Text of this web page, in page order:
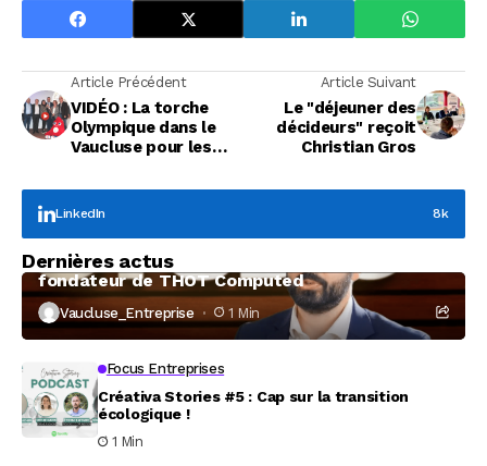
Article Précédent
VIDÉO : La torche
Olympique dans le
Vaucluse pour les
Club de Sarrians
Article Suivant
Le "déjeuner des
décideurs" reçoit
Christian Gros
LinkedIn 8k
Dernières actus
À la rencontre de Christophe Coeffier, dirigeant
fondateur de THOT Computed
Vaucluse_Entreprise 1 Min
Focus Entreprises
Créativa Stories #5 : Cap sur la transition
écologique !
1 Min